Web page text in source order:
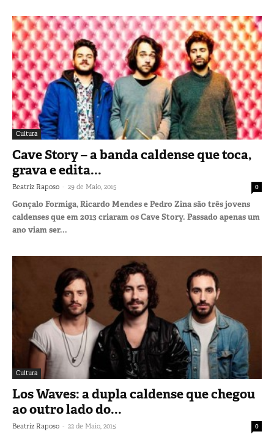
Cultura
Cave Story – a banda caldense que toca,
grava e edita...
Beatriz Raposo - 29 de Maio, 2015 0
Gonçalo Formiga, Ricardo Mendes e Pedro Zina são três jovens
caldenses que em 2013 criaram os Cave Story. Passado apenas um
ano viam ser...
Cultura
Los Waves: a dupla caldense que chegou
ao outro lado do...
Beatriz Raposo - 22 de Maio, 2015 0